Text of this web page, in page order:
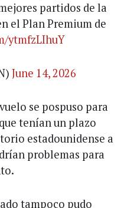
partidos de la
el Plan Premium de
ytmfzLIhuY
June 14, 2026
se pospuso para
tenían un plazo
estadounidense a
problemas para
tampoco pudo